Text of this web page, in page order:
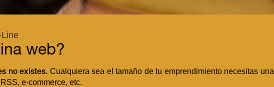
web?
no existes. Cualquiera sea el tamaño de tu emprendimiento necesitas una
e-commerce, etc.